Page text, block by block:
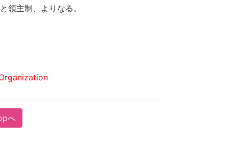
領主制、よりなる。
へ